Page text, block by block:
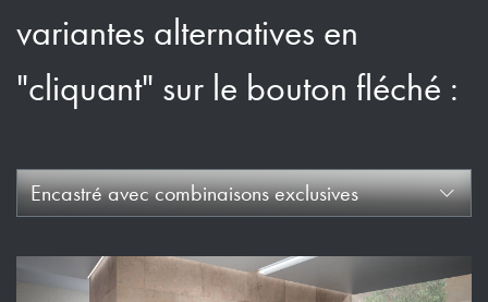
variantes alternatives en
"cliquant" sur le bouton fléché :
Encastré avec combinaisons exclusives